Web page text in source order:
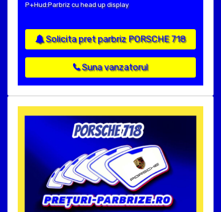
P+Hud:Parbriz cu head up display
Solicita pret parbriz PORSCHE 718
Suna vanzatorul